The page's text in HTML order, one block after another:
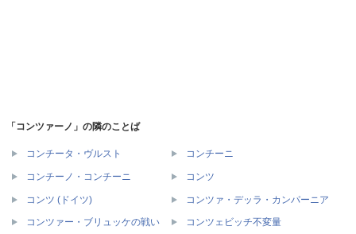
「コンツァーノ」の隣のことば
コンチータ・ヴルスト コンチーニ
コンチーノ・コンチーニ コンツ
コンツ (ドイツ) コンツァ・デッラ・カンパーニア
コンツァー・ブリュッケの戦い
コンツェビッチ不変量